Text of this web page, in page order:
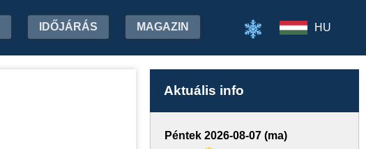
IDŐJÁRÁS MAGAZIN HU
Aktuális info
Péntek 2026-08-07 (ma)